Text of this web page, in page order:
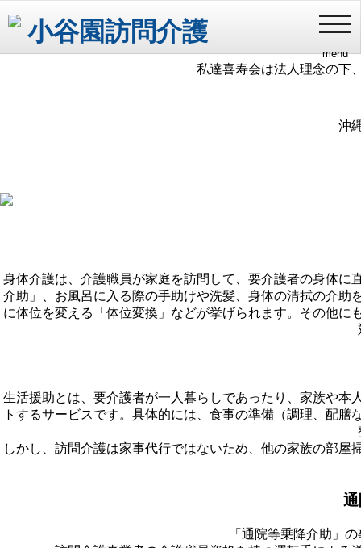
menu
健やか
私達喜寿会は法人理念の下
沖
身体介護は、介護職員が家庭を訪問して、要介護者の身体
介助」、お風呂に入る際の手助けや洗髪、身体の清拭の介
に体位を変える「体位変換」などが挙げられます。その他
生活援助とは、要介護者が一人暮らしであったり、家族や
トするサービスです。具体的には、食事の準備（調理、配
しかし、訪問介護は家事代行ではないため、他の家族の部
「通院等乗降介助」